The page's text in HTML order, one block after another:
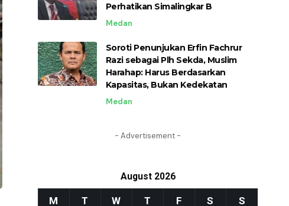
Perhatikan Simalingkar B
Medan
Soroti Penunjukan Erfin Fachrur
Razi sebagai Plh Sekda, Muslim
Harahap: Harus Berdasarkan
Kapasitas, Bukan Kedekatan
Medan
- Advertisement -
August 2026
M T W T F S S